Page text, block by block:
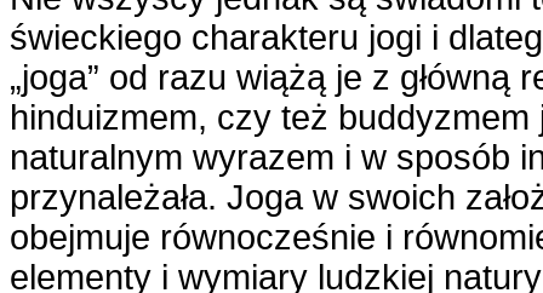
świeckiego charakteru jogi i
„joga” od razu wiążą je z główną
hinduizmem, czy też buddyzmem
naturalnym wyrazem i w sposób
przynależała. Joga w swoich
obejmuje równocześnie i
elementy i wymiary ludzkiej